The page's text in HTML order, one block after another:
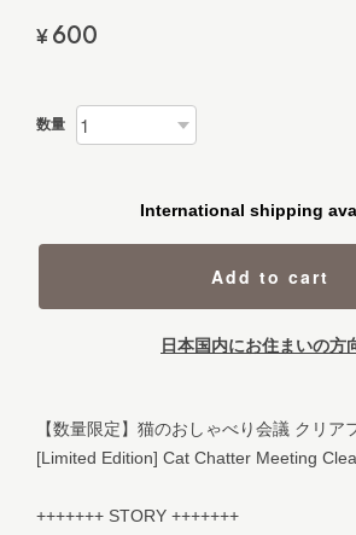
¥600
数量
International shipping
Add to cart
日本国内にお住まいの方
【数量限定】猫のおしゃべり会議 クリア
[Limited Edition] Cat Chatter Meeting
+++++++ STORY +++++++